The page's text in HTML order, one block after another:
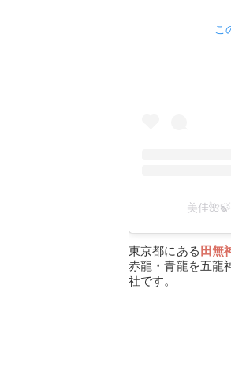
こ
美佳
東京都にある 田無
赤龍・青龍を五龍
社です。